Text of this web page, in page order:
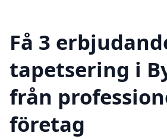
Få 3
tapetsering i
från
företag